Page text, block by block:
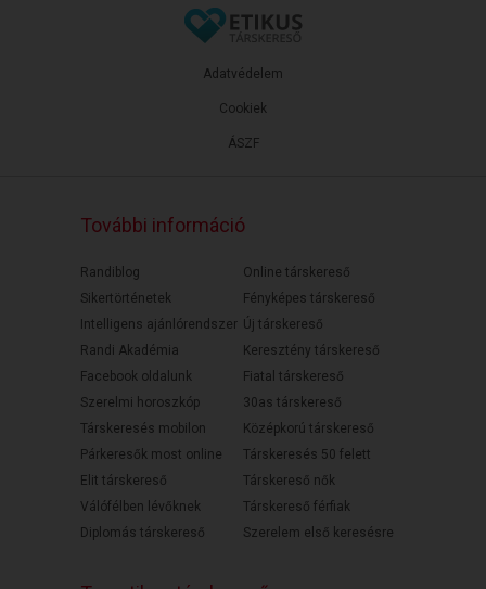
ÁSZF
Adatvédelem
Cookiek
További információ
Randiblog
Sikertörténetek
Intelligens ajánlórendszer
Randi Akadémia
Facebook oldalunk
Szerelmi horoszkóp
Társkeresés mobilon
Párkeresők most online
Elit társkereső
Válófélben lévőknek
Diplomás társkereső
Online társkereső
Fényképes társkereső
Új társkereső
Keresztény társkereső
Fiatal társkereső
30as társkereső
Középkorú társkereső
Társkeresés 50 felett
Társkereső nők
Társkereső férfiak
Szerelem első keresésre